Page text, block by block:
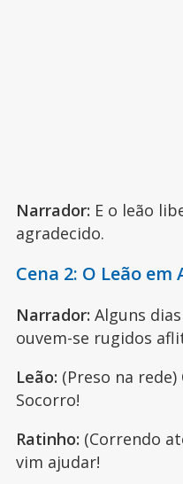
Narrador: E o leão
agradecido.
Cena 2: O Leão em
Narrador: Alguns
ouvem-se rugidos
Leão: (Preso na
Socorro!
Ratinho: (Correndo
vim ajudar!